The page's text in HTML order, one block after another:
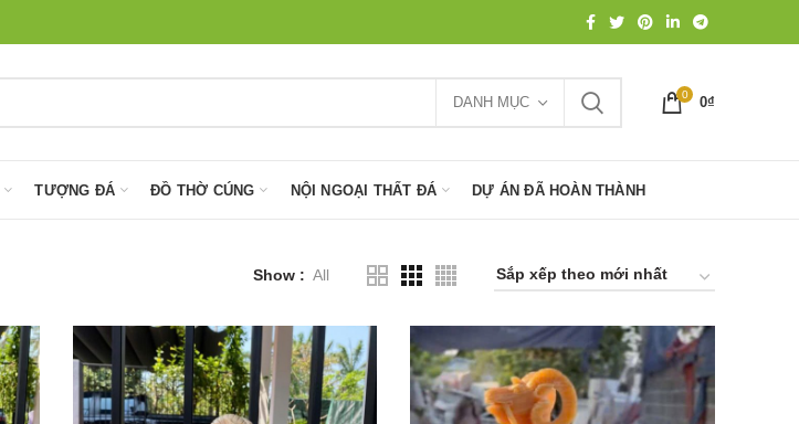
DANH MỤC 0 0₫
TƯỢNG ĐÁ ĐỒ THỜ CÚNG NỘI NGOẠI THẤT ĐÁ DỰ ÁN ĐÃ HOÀN THÀNH
Show All